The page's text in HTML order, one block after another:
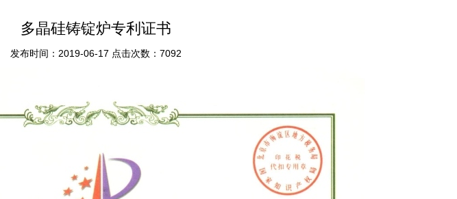
多晶硅铸锭炉专利证书
发布时间：2019-06-17 点击次数：7092